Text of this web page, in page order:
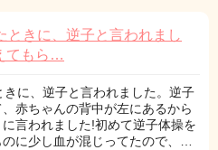
ときに、逆子と言われまし
てもら…
に、逆子と言われました。逆子
赤ちゃんの背中が左にあるから
言われました!初めて逆子体操を
に少し血が混じってたので、…